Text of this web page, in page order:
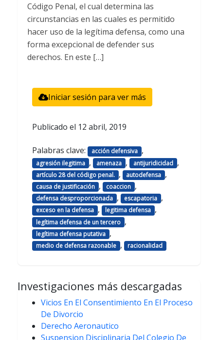
Código Penal, el cual determina las
circunstancias en las cuales es permitido
hacer uso de la legítima defensa, como una
forma excepcional de defender sus
derechos. En este […]
Iniciar sesión para ver más
Publicado el 12 abril, 2019
Palabras clave: acción defensiva ,
agresión ilegitima , amenaza , antijuridicidad ,
artículo 28 del código penal. , autodefensa ,
causa de justificación , coaccion ,
defensa desproporcionada , escapatoria ,
exceso en la defensa , legitima defensa ,
legítima defensa de un tercero ,
legítima defensa putativa ,
medio de defensa razonable , racionalidad
Investigaciones más descargadas
Vicios En El Consentimiento En El Proceso
De Divorcio
Derecho Aeronautico
Suspension Disciplinaria Del Colegio De